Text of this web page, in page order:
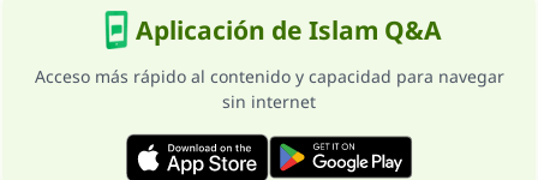
Aplicación de Islam Q&A
Acceso más rápido al contenido y capacidad para navegar
sin internet